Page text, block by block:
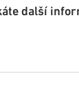
další